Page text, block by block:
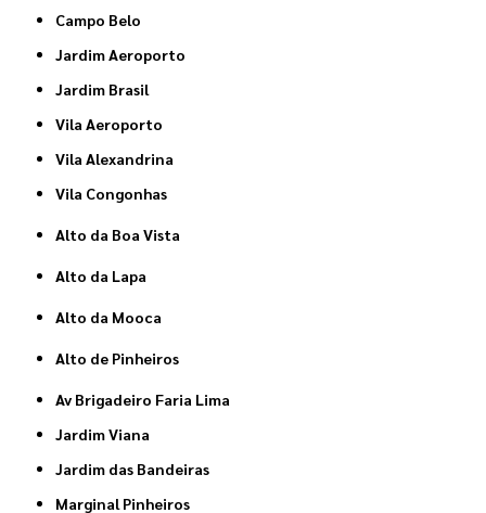
Campo Belo
Jardim Aeroporto
Jardim Brasil
Vila Aeroporto
Vila Alexandrina
Vila Congonhas
Alto da Boa Vista
Alto da Lapa
Alto da Mooca
Alto de Pinheiros
Av Brigadeiro Faria Lima
Jardim Viana
Jardim das Bandeiras
Marginal Pinheiros